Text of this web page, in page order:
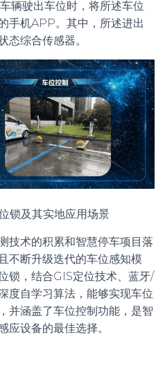
辆驶出车位时，将所述车位
手机APP。其中，所述进出
态综合传感器。
锁及其实地应用场景
技术的积累和智慧停车项目落
不断升级迭代的车位感知模
锁，结合GIS定位技术、蓝牙/
度自学习算法，能够实现车位
并涵盖了车位控制功能，是智
应设备的最佳选择。